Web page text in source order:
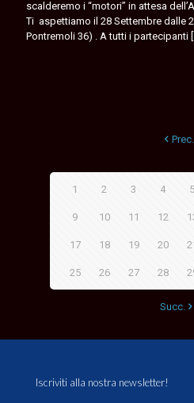
scalderemo i “motori” in attesa
Ti aspettiamo il 28 Settembre dalle
Pontremoli 36) . A tutti i partecipanti
Prec.
1 2 3 4 5
9 10 11 12
17 18 19 20
25 26 27 28
Succ.
Iscriviti alla nostra newsletter!